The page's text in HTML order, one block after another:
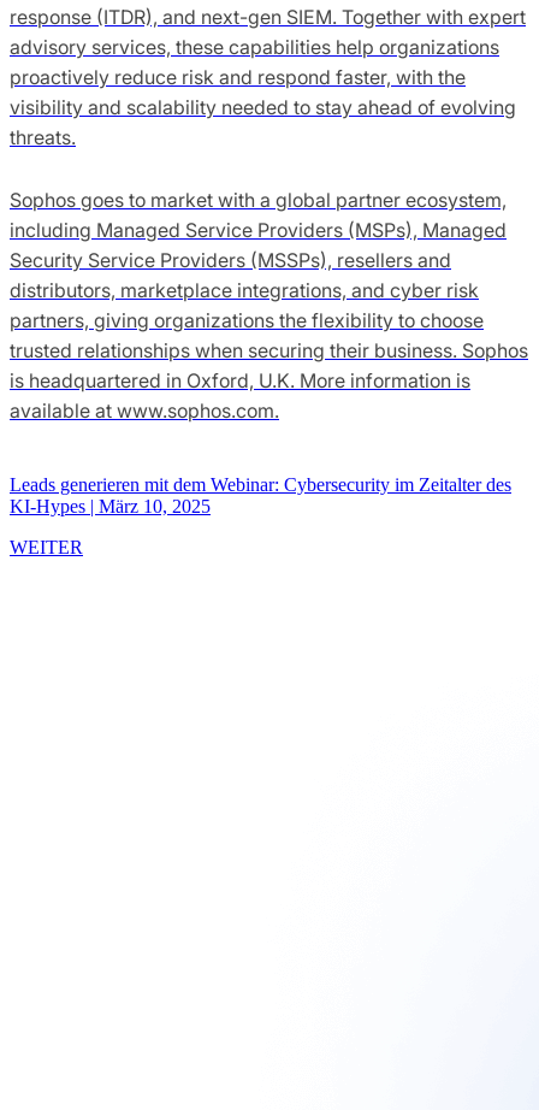
response (ITDR), and next-gen SIEM. Together with expert
advisory services, these capabilities help organizations
proactively reduce risk and respond faster, with the
visibility and scalability needed to stay ahead of evolving
threats.
Sophos goes to market with a global partner ecosystem,
including Managed Service Providers (MSPs), Managed
Security Service Providers (MSSPs), resellers and
distributors, marketplace integrations, and cyber risk
partners, giving organizations the flexibility to choose
trusted relationships when securing their business. Sophos
is headquartered in Oxford, U.K. More information is
available at www.sophos.com.
Leads generieren mit dem Webinar: Cybersecurity im Zeitalter des
KI-Hypes | März 10, 2025
WEITER